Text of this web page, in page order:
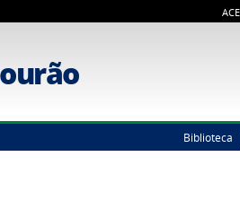
Biblioteca